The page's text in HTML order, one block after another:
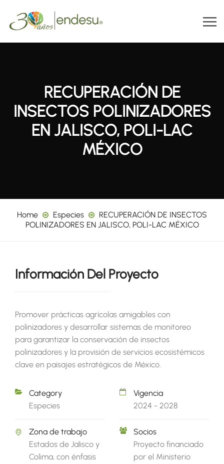
RECUPERACIÓN DE
INSECTOS POLINIZADORES
EN JALISCO, POLI-LAC
MÉXICO
Home Especies
RECUPERACIÓN DE INSECTOS
POLINIZADORES EN JALISCO, POLI-LAC MÉXICO
Información Del Proyecto
Promover prácticas agrícolas amigables con
polinizadores y desarrollar sistemas de monitoreo
para garantizar la conservación de insectos
polinizadores y la provisión de servicios ecosistémicos
clave en paisajes estratégicos de México.
Category
Especies
Vigencia
2024 - 2028
Zona de trabajo
Estados de Jalisco y
Colima, con énfasis
Socios
Proyecto financiado
por el Ministerio